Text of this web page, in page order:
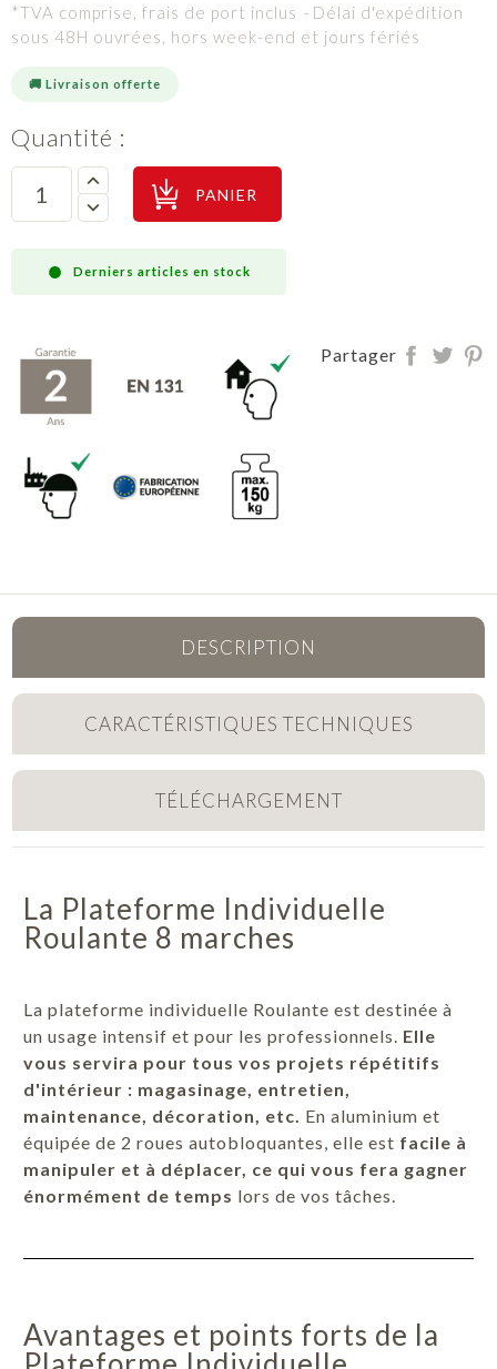
*TVA comprise, frais de port inclus
Délai d'expédition
sous 48H ouvrées, hors week-end et jours fériés
🚚 Livraison offerte
Quantité :
PANIER
Derniers articles en stock
Partager
DESCRIPTION
CARACTÉRISTIQUES TECHNIQUES
TÉLÉCHARGEMENT
La Plateforme Individuelle
Roulante 8 marches
La plateforme individuelle Roulante est destinée à
un usage intensif et pour les professionnels. Elle
vous servira pour tous vos projets répétitifs
d'intérieur : magasinage, entretien,
maintenance, décoration, etc. En aluminium et
équipée de 2 roues autobloquantes, elle est facile à
manipuler et à déplacer, ce qui vous fera gagner
énormément de temps lors de vos tâches.
Avantages et points forts de la